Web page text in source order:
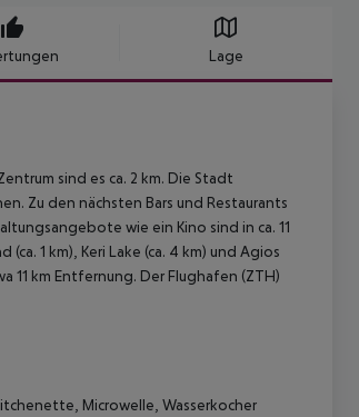
Lage
sind es ca. 2 km. Die Stadt
Zu den nächsten Bars und Restaurants
wie ein Kino sind in ca. 11
1 km), Keri Lake (ca. 4 km) und Agios
11 km Entfernung. Der Flughafen (ZTH)
Microwelle, Wasserkocher